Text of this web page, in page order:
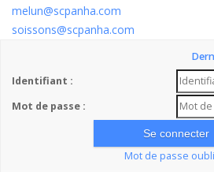
melun@scpanha.com
soissons@scpanha.com
Identifiant :
Mot de passe :
Mot de passe